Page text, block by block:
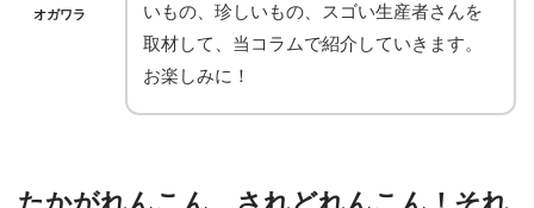
オガワラ
いもの、珍しいもの、スゴい生産者さんを
取材して、当コラムで紹介していきます。
お楽しみに！